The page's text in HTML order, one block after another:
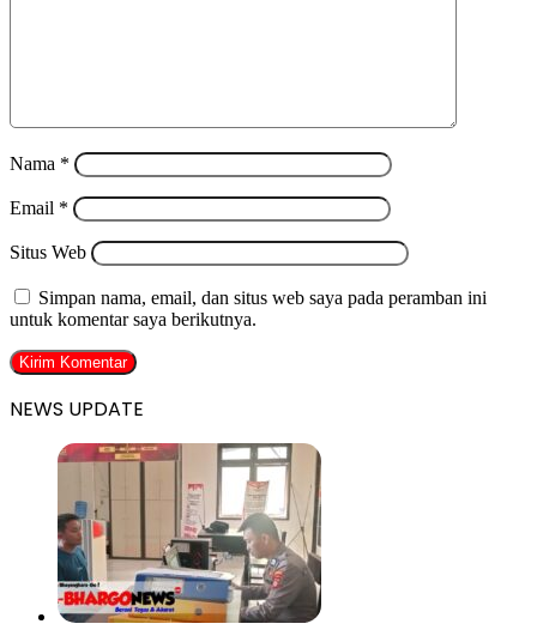
Nama *
Email *
Situs Web
Simpan nama, email, dan situs web saya pada peramban ini
untuk komentar saya berikutnya.
NEWS UPDATE